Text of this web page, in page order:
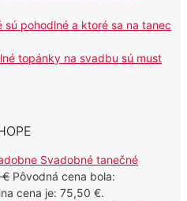
pohodlné a ktoré sa na tanec
topánky na svadbu sú must
Svadobné tanečné
€ Pôvodná cena bola:
cena je: 75,50 €.